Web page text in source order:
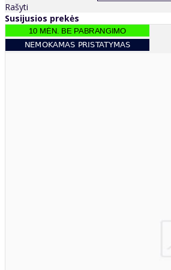
Rašyti
Susijusios prekės